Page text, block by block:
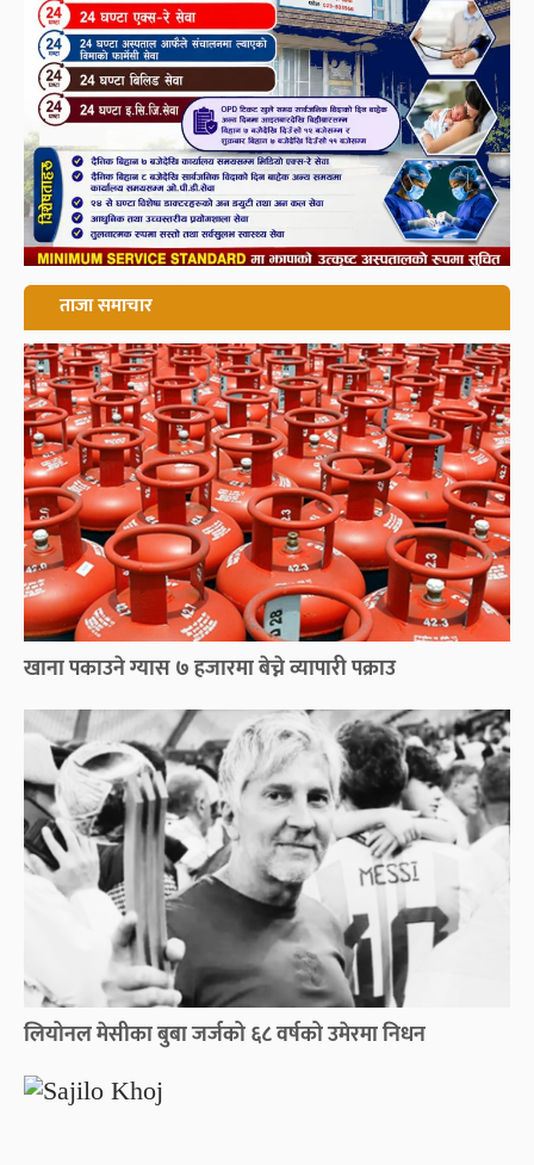
ताजा समाचार
खाना पकाउने ग्यास ७ हजारमा बेच्ने व्यापारी पक्राउ
लियोनल मेसीका बुबा जर्जको ६८ वर्षको उमेरमा निधन